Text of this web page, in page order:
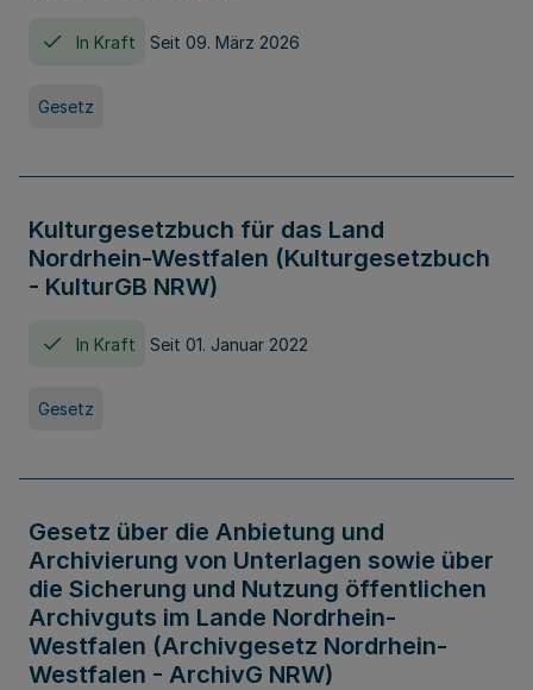
In Kraft Seit 09. März 2026
Gesetz
Kulturgesetzbuch für das Land
Nordrhein-Westfalen (Kulturgesetzbuch
- KulturGB NRW)
In Kraft Seit 01. Januar 2022
Gesetz
Gesetz über die Anbietung und
Archivierung von Unterlagen sowie über
die Sicherung und Nutzung öffentlichen
Archivguts im Lande Nordrhein-
Westfalen (Archivgesetz Nordrhein-
Westfalen - ArchivG NRW)